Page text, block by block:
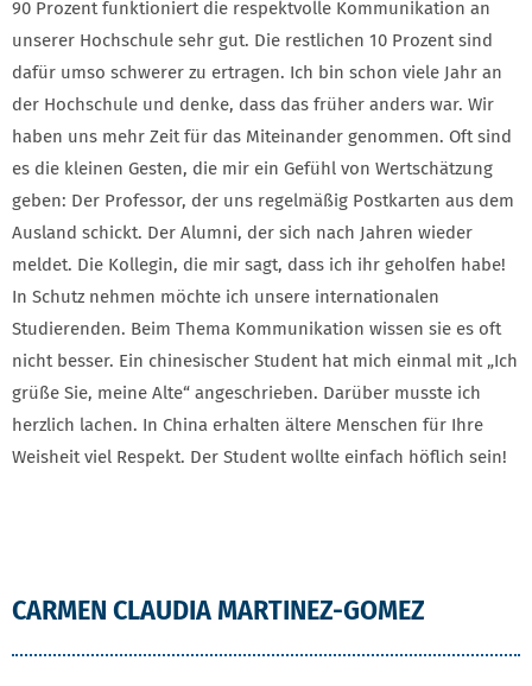
90 Prozent funktioniert die respektvolle Kommunikation an
unserer Hochschule sehr gut. Die restlichen 10 Prozent sind
dafür umso schwerer zu ertragen. Ich bin schon viele Jahr an
der Hochschule und denke, dass das früher anders war. Wir
haben uns mehr Zeit für das Miteinander genommen. Oft sind
es die kleinen Gesten, die mir ein Gefühl von Wertschätzung
geben: Der Professor, der uns regelmäßig Postkarten aus dem
Ausland schickt. Der Alumni, der sich nach Jahren wieder
meldet. Die Kollegin, die mir sagt, dass ich ihr geholfen habe!
In Schutz nehmen möchte ich unsere internationalen
Studierenden. Beim Thema Kommunikation wissen sie es oft
nicht besser. Ein chinesischer Student hat mich einmal mit „Ich
grüße Sie, meine Alte“ angeschrieben. Darüber musste ich
herzlich lachen. In China erhalten ältere Menschen für Ihre
Weisheit viel Respekt. Der Student wollte einfach höflich sein!
CARMEN CLAUDIA MARTINEZ-GOMEZ